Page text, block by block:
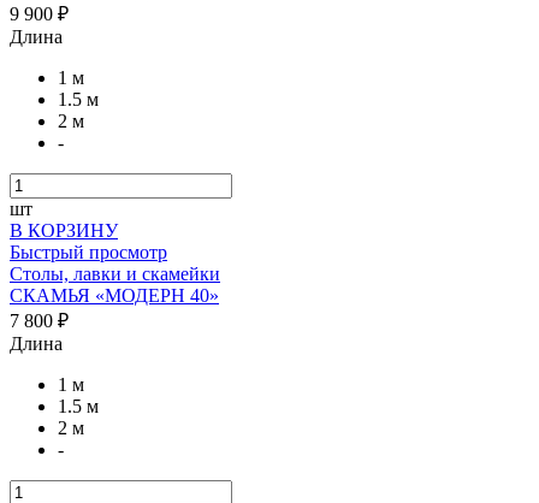
9 900 ₽
Длина
1 м
1.5 м
2 м
-
шт
В КОРЗИНУ
Быстрый просмотр
Столы, лавки и скамейки
СКАМЬЯ «МОДЕРН 40»
7 800 ₽
Длина
1 м
1.5 м
2 м
-